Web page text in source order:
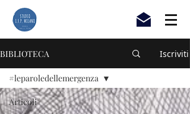
BIBLIOTECA Iscriviti
Articoli
#leparoledellemergenza